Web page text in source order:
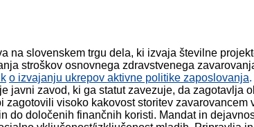
na slovenskem trgu dela, ki izvaja številne
stroškov osnovnega zdravstvenega
o izvajanju ukrepov aktivne politike zaposlovanja.
javni zavod, ki ga statut zavezuje, da zagotavlja
visoko kakovost storitev
do določenih finančnih koristi. Mandat in